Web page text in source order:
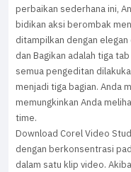
perbaikan sederhana ini,
bidikan aksi berombak
ditampilkan dengan
dan Bagikan adalah tiga
semua pengeditan
menjadi tiga bagian. Anda
memungkinkan Anda
time.
Download Corel Video
dengan berkonsentrasi
dalam satu klip video.